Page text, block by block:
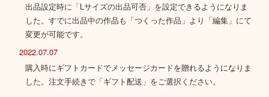
出品設定時に「Lサイズの出品可否」を設定できるようになりま
した。すでに出品中の作品も「つくった作品」より「編集」にて
変更が可能です。
2022.07.07
購入時にギフトカードでメッセージカードを贈れるようになりま
した。注文手続きで「ギフト配送」をご選択ください。